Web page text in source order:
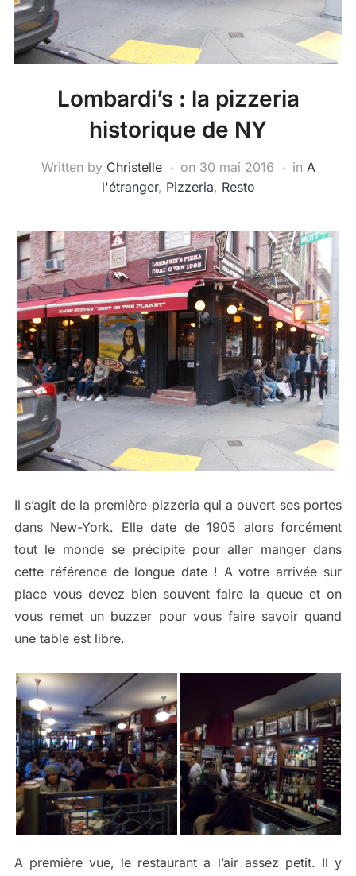
Lombardi’s : la pizzeria
historique de NY
Written by Christelle on 30 mai 2016 in A
l'étranger, Pizzeria, Resto
Il s’agit de la première pizzeria qui a ouvert ses portes
dans New-York. Elle date de 1905 alors forcément
tout le monde se précipite pour aller manger dans
cette référence de longue date ! A votre arrivée sur
place vous devez bien souvent faire la queue et on
vous remet un buzzer pour vous faire savoir quand
une table est libre.
A première vue, le restaurant a l’air assez petit. Il y